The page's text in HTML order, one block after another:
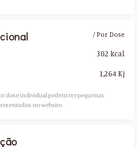
/ Por Dose
302 kcal
1,264 Kj
dose individual podem ter pequenas
no website.​